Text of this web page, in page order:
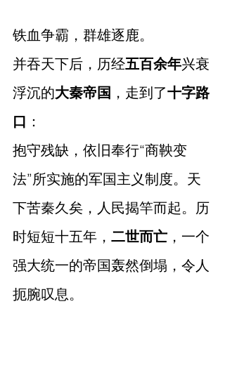
铁血争霸，群雄逐鹿。
并吞天下后，历经五百余年兴衰
浮沉的大秦帝国 ，走到了十字路
口 ：
抱守残缺，依旧奉行“商鞅变
法”所实施的军国主义制度。天
下苦秦久矣，人民揭竿而起。历
时短短十五年， 二世而亡 ，一个
强大统一的帝国轰然倒塌，令人
扼腕叹息。